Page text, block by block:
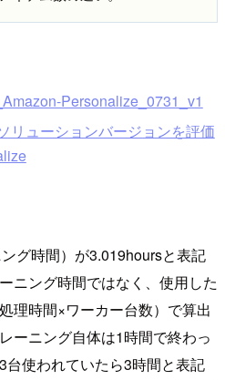
Personalize_0731_v1
リューションバージョンを評価
グ時間）が3.019hoursと表記
ニング時間ではなく、使用した
理時間×ワーカー台数）で算出
ーニング自体は1時間で終わっ
使われていたら3時間と表記